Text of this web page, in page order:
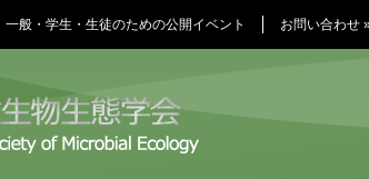
一般・学生・生徒のための公開イベント お問い合わせ